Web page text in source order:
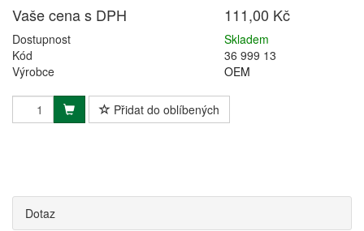
Vaše cena s DPH
111,00 Kč
Dostupnost
Skladem
Kód
36 999 13
Výrobce
OEM
Přidat do oblíbených
Dotaz